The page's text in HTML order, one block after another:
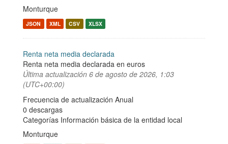
Monturque
JSON XML CSV XLSX
Renta neta media declarada
Renta neta media declarada en euros
Última actualización 6 de agosto de 2026, 1:03
(UTC+00:00)
Frecuencia de actualización Anual
0 descargas
Categorías Información básica de la entidad local
Monturque